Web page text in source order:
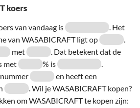
koers
van vandaag is
. Het
van WASABICRAFT ligt op
.
met
. Dat betekent dat de
met
% is
.
en heeft een
. Wil je WASABICRAFT kopen?
om WASABICRAFT te kopen zijn: